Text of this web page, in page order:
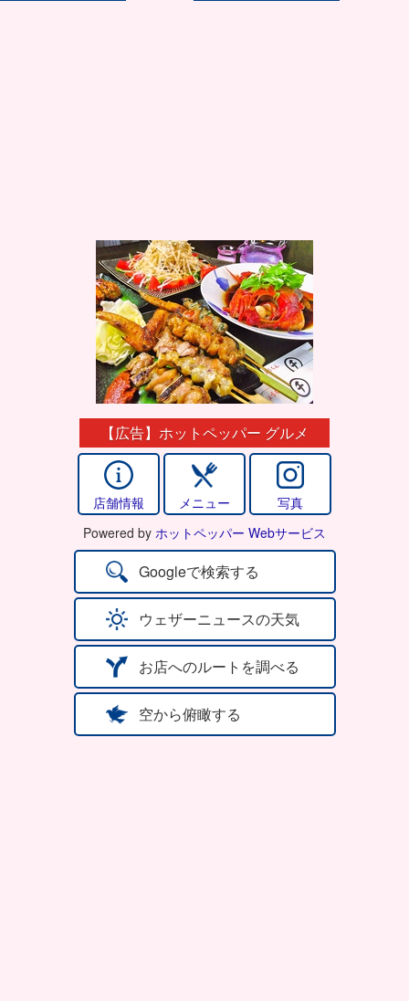
【広告】ホットペッパー グルメ
店舗情報 メニュー
写真
Powered by ホットペッパー Webサービス
Googleで検索する
ウェザーニュースの天気
お店へのルートを調べる
空から俯瞰する